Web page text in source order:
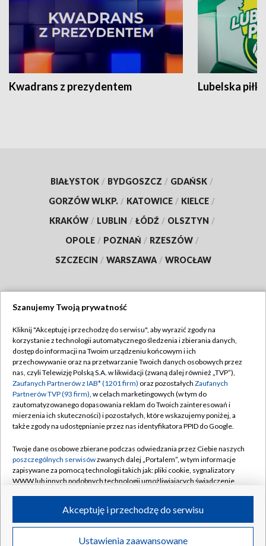
Kwadrans z prezydentem Lubelska piłka
BIAŁYSTOK / BYDGOSZCZ / GDAŃSK /
GORZÓW WLKP. / KATOWICE / KIELCE /
KRAKÓW / LUBLIN / ŁÓDŹ / OLSZTYN /
OPOLE / POZNAŃ / RZESZÓW /
SZCZECIN / WARSZAWA / WROCŁAW
TVP
Abonament TVP
Emisja w TVP
Centrum informacji TVP
Naziemna Telewizja Cyfrowa
Rada Programowa
System NOS
Informacje o nadawcy
Program dla prasy
Regulamin TVP
Polityka prywatności
Moje zgody
Pomoc
Kontakt
Kanały
©2026 Telewizja Polska S.A. w likwidacji
Szanujemy Twoją prywatność
Kliknij "Akceptuję i przechodzę do serwisu", aby wyrazić zgody na
korzystanie z technologii automatycznego śledzenia i zbierania danych,
dostęp do informacji na Twoim urządzeniu końcowym i ich
przechowywanie oraz na przetwarzanie Twoich danych osobowych przez
nas, czyli Telewizję Polską S.A. w likwidacji (zwaną dalej również „TVP”),
Zaufanych Partnerów z IAB* (1201 firm) oraz pozostałych Zaufanych
Partnerów TVP (93 firm), w celach marketingowych (w tym do
zautomatyzowanego dopasowania reklam do Twoich zainteresowań i
mierzenia ich skuteczności) i pozostałych, które wskazujemy poniżej, a
także zgody na udostępnianie przez nas identyfikatora PPID do Google.
Twoje dane osobowe zbierane podczas odwiedzania przez Ciebie naszych
poszczególnych serwisówzwanych dalej „Portalem”, w tym informacje
zapisywane za pomocą technologii takich jak: pliki cookie, sygnalizatory
WWW lub innych podobnych technologii umożliwiających świadczenie
ruchu w Internecie.
Twoje dane osobowe zbierane podczas odwiedzania przez Ciebie
Ustawienia zaawansowane
Akceptuję i przechodzę do serwisu